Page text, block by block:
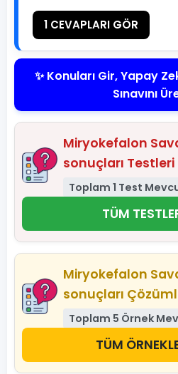
1 CEVAPLARI GÖR
✨ Konuları Gir, Yapay
Sınavını
Miryokefalon
sonuçları Testleri
Toplam 1 Test
TÜM
Miryokefalon
sonuçları
Toplam 5 Örnek
TÜM